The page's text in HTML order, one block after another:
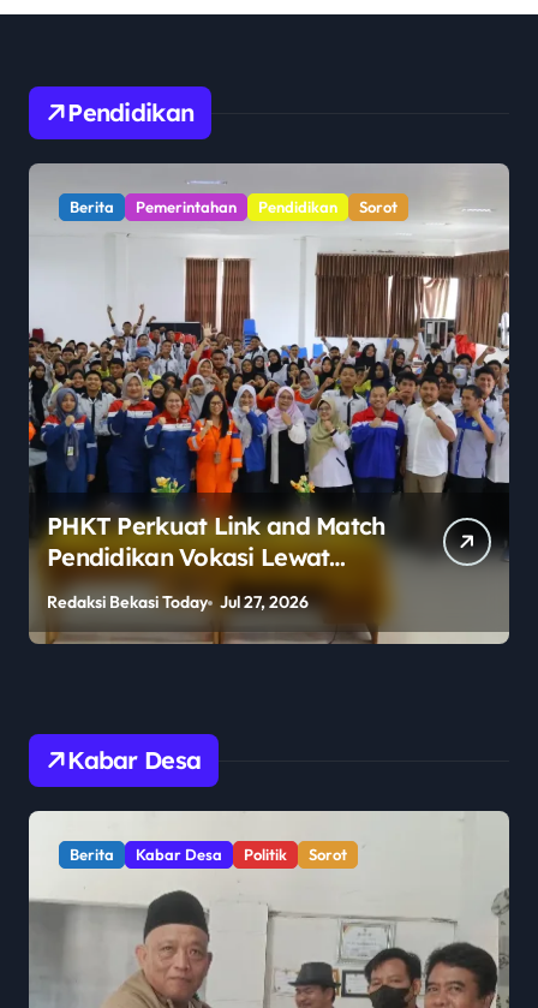
Pendidikan
Berita Pemerintahan Pendidikan Sorot
PHKT Perkuat Link and Match
Pendidikan Vokasi Lewat
Program Guru Tamu di SMKN
2 Penajam Paser Utara
Redaksi Bekasi Today Jul 27, 2026
Kabar Desa
Berita Kabar Desa Politik Sorot